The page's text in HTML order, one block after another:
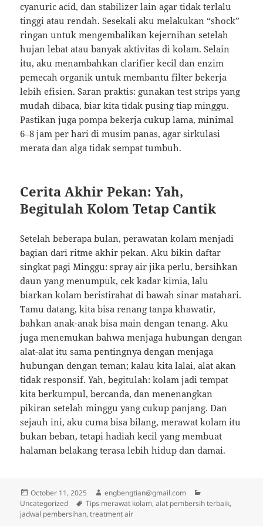
cyanuric acid, dan stabilizer lain agar tidak terlalu
tinggi atau rendah. Sesekali aku melakukan “shock”
ringan untuk mengembalikan kejernihan setelah
hujan lebat atau banyak aktivitas di kolam. Selain
itu, aku menambahkan clarifier kecil dan enzim
pemecah organik untuk membantu filter bekerja
lebih efisien. Saran praktis: gunakan test strips yang
mudah dibaca, biar kita tidak pusing tiap minggu.
Pastikan juga pompa bekerja cukup lama, minimal
6–8 jam per hari di musim panas, agar sirkulasi
merata dan alga tidak sempat tumbuh.
Cerita Akhir Pekan: Yah,
Begitulah Kolom Tetap Cantik
Setelah beberapa bulan, perawatan kolam menjadi
bagian dari ritme akhir pekan. Aku bikin daftar
singkat pagi Minggu: spray air jika perlu, bersihkan
daun yang menumpuk, cek kadar kimia, lalu
biarkan kolam beristirahat di bawah sinar matahari.
Tamu datang, kita bisa renang tanpa khawatir,
bahkan anak-anak bisa main dengan tenang. Aku
juga menemukan bahwa menjaga hubungan dengan
alat-alat itu sama pentingnya dengan menjaga
hubungan dengan teman; kalau kita lalai, alat akan
tidak responsif. Yah, begitulah: kolam jadi tempat
kita berkumpul, bercanda, dan menenangkan
pikiran setelah minggu yang cukup panjang. Dan
sejauh ini, aku cuma bisa bilang, merawat kolam itu
bukan beban, tetapi hadiah kecil yang membuat
halaman belakang terasa lebih hidup dan damai.
Posted
on
October 11, 2025 Author
engbengtian@gmail.com
Uncategorized
Tags
Tips merawat kolam, alat pembersih terbaik,
jadwal pembersihan, treatment air